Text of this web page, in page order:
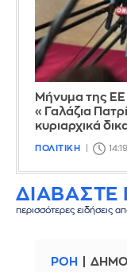
Μήνυμα της ΕΕ
«Γαλάζια
κυριαρχικά
ΠΟΛΙΤΙΚΗ
ΔΙΑΒΑΣΤΕ
περισσότερες ειδήσεις
ΡΟΗ